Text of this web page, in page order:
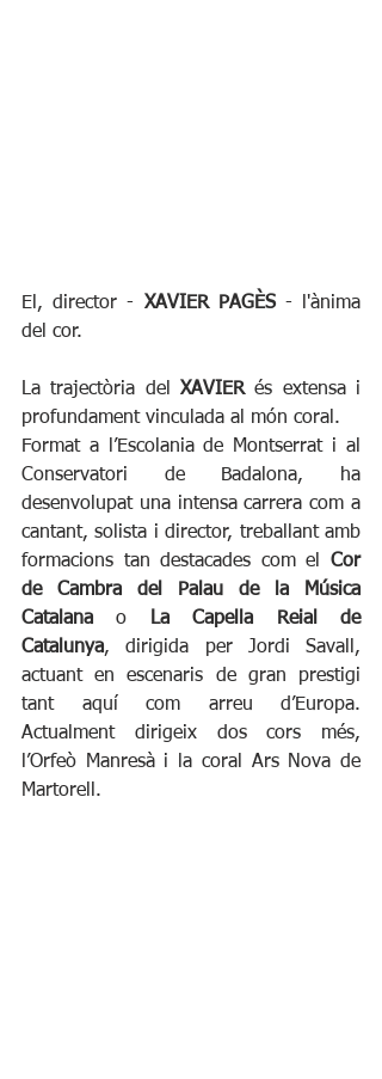
El, director - XAVIER PAGÈS - l'ànima
del cor.
La trajectòria del XAVIER és extensa i
profundament vinculada al món coral.
Format a l’Escolania de Montserrat i al
Conservatori de Badalona, ha
desenvolupat una intensa carrera com a
cantant, solista i director, treballant amb
formacions tan destacades com el Cor
de Cambra del Palau de la Música
Catalana o
La Capella Reial de
Catalunya, dirigida per Jordi Savall,
actuant en escenaris de gran prestigi
tant aquí com arreu d’Europa.
Actualment dirigeix dos cors més,
l’Orfeò Manresà i la coral Ars Nova de
Martorell.